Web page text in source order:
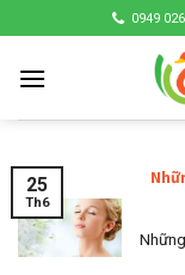
to
content
0949
25
Th6